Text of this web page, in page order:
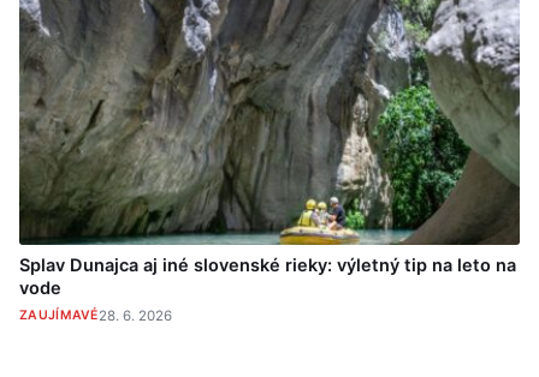
Splav Dunajca aj iné slovenské rieky: výletný tip na leto na
vode
ZAUJÍMAVÉ28. 6. 2026